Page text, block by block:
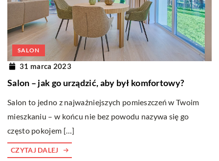
SALON
31 marca 2023
Salon – jak go urządzić, aby był komfortowy?
Salon to jedno z najważniejszych pomieszczeń w Twoim
mieszkaniu – w końcu nie bez powodu nazywa się go
często pokojem […]
CZYTAJ DALEJ